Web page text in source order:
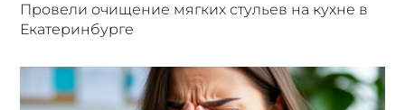
Провели очищение мягких стульев на кухне в
Екатеринбурге